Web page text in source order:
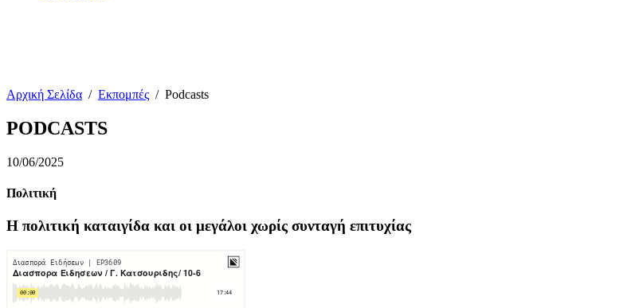
Αρχική Σελίδα / Εκπομπές / Podcasts
PODCASTS
10/06/2025
Πολιτική
Η πολιτική καταιγίδα και οι μεγάλοι χωρίς συνταγή επιτυχίας